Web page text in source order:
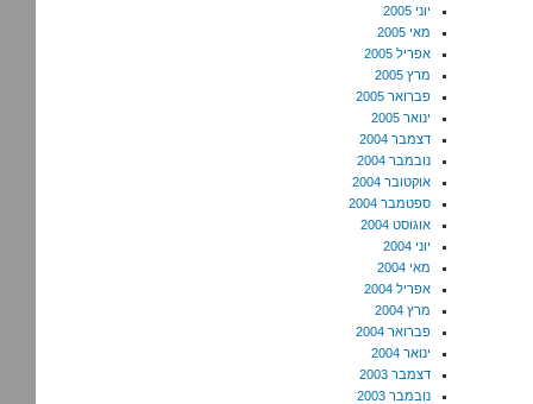
יוני 2005
מאי 2005
אפריל 2005
מרץ 2005
פברואר 2005
ינואר 2005
דצמבר 2004
נובמבר 2004
אוקטובר 2004
ספטמבר 2004
אוגוסט 2004
יוני 2004
מאי 2004
אפריל 2004
מרץ 2004
פברואר 2004
ינואר 2004
דצמבר 2003
נובמבר 2003